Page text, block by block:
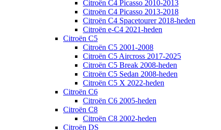
Citroën C4 Picasso 2010-2013
Citroën C4 Picasso 2013-2018
Citroën C4 Spacetourer 2018-heden
Citroën e-C4 2021-heden
Citroën C5
Citroën C5 2001-2008
Citroën C5 Aircross 2017-2025
Citroën C5 Break 2008-heden
Citroën C5 Sedan 2008-heden
Citroën C5 X 2022-heden
Citroën C6
Citroën C6 2005-heden
Citroën C8
Citroën C8 2002-heden
Citroën DS